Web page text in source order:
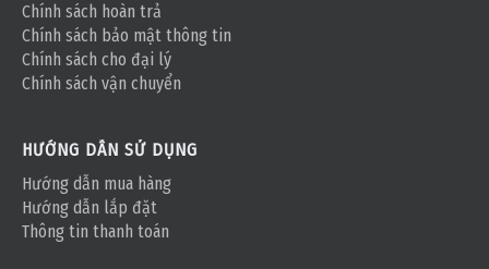
Chính sách hoàn trả
Chính sách bảo mật thông tin
Chính sách cho đại lý
Chính sách vận chuyển
HƯỚNG DẪN SỬ DỤNG
Hướng dẫn mua hàng
Hướng dẫn lắp đặt
Thông tin thanh toán